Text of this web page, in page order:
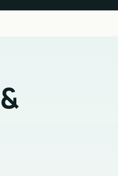
schreiben und pflegen wir selbst und
sie in echten Kundenprojekten ein.